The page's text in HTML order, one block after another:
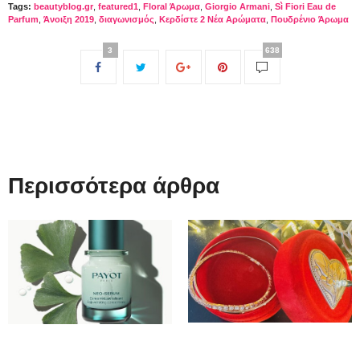
Tags: beautyblog.gr featured1 Floral Άρωμα Giorgio Armani Sì Fiori Eau de
Parfum Άνοιξη 2019 διαγωνισμός Κερδίστε 2 Νέα Αρώματα Πουδρένιο Άρωμα
3 638
Περισσότερα άρθρα